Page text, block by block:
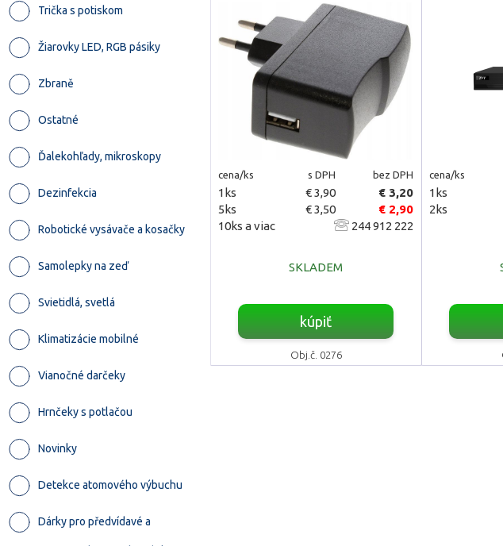
Trička s potiskom
Žiarovky LED, RGB pásiky
Zbraně
Ostatné
Ďalekohľady, mikroskopy
Dezinfekcia
Robotické vysávače a kosačky
Samolepky na zeď
Svietidlá, svetlá
Klimatizácie mobilné
Vianočné darčeky
Hrnčeky s potlačou
Novinky
Detekce atomového výbuchu
Dárky pro předvídavé a
cena/ks s DPH bez DPH
1ks € 3,90
€ 3,20
5ks
€ 3,50
€ 2,90
10ks a viac
244 912 222
SKLADEM
kúpiť
Obj.č. 0276
cena/ks
1ks
2ks